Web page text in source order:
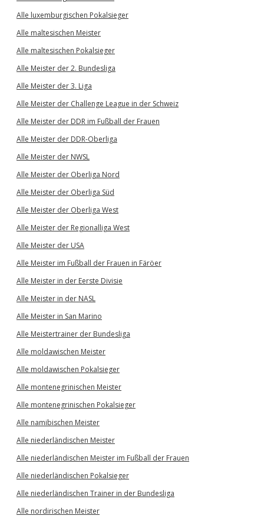
Alle luxemburgischen Pokalsieger
Alle maltesischen Meister
Alle maltesischen Pokalsieger
Alle Meister der 2. Bundesliga
Alle Meister der 3. Liga
Alle Meister der Challenge League in der Schweiz
Alle Meister der DDR im Fußball der Frauen
Alle Meister der DDR-Oberliga
Alle Meister der NWSL
Alle Meister der Oberliga Nord
Alle Meister der Oberliga Süd
Alle Meister der Oberliga West
Alle Meister der Regionalliga West
Alle Meister der USA
Alle Meister im Fußball der Frauen in Färöer
Alle Meister in der Eerste Divisie
Alle Meister in der NASL
Alle Meister in San Marino
Alle Meistertrainer der Bundesliga
Alle moldawischen Meister
Alle moldawischen Pokalsieger
Alle montenegrinischen Meister
Alle montenegrinischen Pokalsieger
Alle namibischen Meister
Alle niederländischen Meister
Alle niederländischen Meister im Fußball der Frauen
Alle niederländischen Pokalsieger
Alle niederländischen Trainer in der Bundesliga
Alle nordirischen Meister